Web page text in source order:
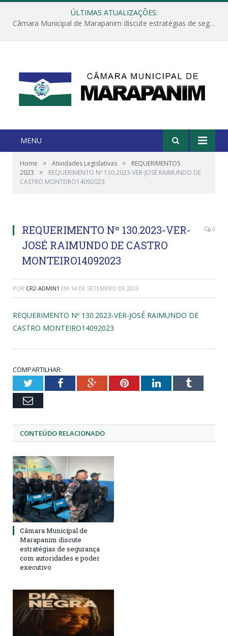
ÚLTIMAS ATUALIZAÇÕES:
Câmara Municipal de Marapanim discute estratégias de segurança com autoridades e poder executivo
MENU
Home » Atividades Legislativas »
REQUERIMENTOS
2023
»
REQUERIMENTO Nº 130.2023-VER-JOSÉ RAIMUNDO DE
CASTRO MONTEIRO14092023
REQUERIMENTO Nº 130.2023-VER-
JOSÉ RAIMUNDO DE CASTRO
MONTEIRO14092023
0
POR CR2-ADMIN1 EM 14 DE SETEMBRO DE 2023
REQUERIMENTO Nº 130.2023-VER-JOSÉ RAIMUNDO DE
CASTRO MONTEIRO14092023
COMPARTILHAR:
TwitterFacebookGoogle+PinterestLinkedInTumblr
Email
CONTEÚDO RELACIONADO
Câmara Municipal de
Marapanim discute
estratégias de segurança
com autoridades e poder
executivo